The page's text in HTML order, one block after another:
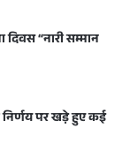
दिवस “नारी सम्मान
पर खड़े हुए कई